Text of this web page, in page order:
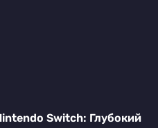
Switch: Глубокий